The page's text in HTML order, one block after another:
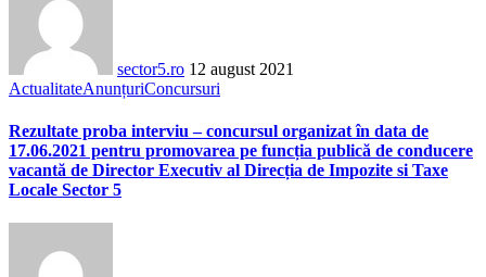
sector5.ro 12 august 2021
ActualitateAnunțuriConcursuri
Rezultate proba interviu – concursul organizat în data de
17.06.2021 pentru promovarea pe funcția publică de conducere
vacantă de Director Executiv al Direcția de Impozite si Taxe
Locale Sector 5